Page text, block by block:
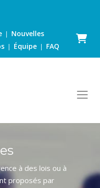
| Nouvelles
| Équipe | FAQ
Panier
à des lois ou à
proposés par